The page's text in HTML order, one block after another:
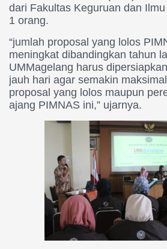
dari Fakultas Keguruan dan
1 orang.
“jumlah proposal yang lolos
meningkat dibandingkan tahun
UMMagelang harus
jauh hari agar semakin
proposal yang lolos maupun
ajang PIMNAS ini,” ujarnya.